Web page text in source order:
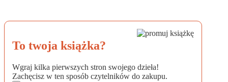
To twoja książka?
Wgraj kilka pierwszych stron swojego dzieła!
Zachęcisz w ten sposób czytelników do zakupu.